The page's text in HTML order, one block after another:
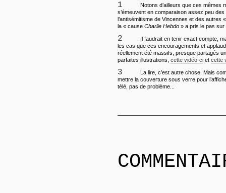
1
Notons d’ailleurs que ces mêmes
s’émeuvent en comparaison assez peu
l’antisémitisme de Vincennes et des autres
la « cause Charlie Hebdo » a pris le pas sur
2
Il faudrait en tenir exact compte,
les cas que ces encouragements et
réellement été massifs, presque partagés
parfaites illustrations, cette vidéo-ci et cette
3
La lire, c’est autre chose. Mais
mettre la couverture sous verre pour
télé, pas de problème...